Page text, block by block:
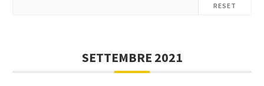
RESET
SETTEMBRE 2021